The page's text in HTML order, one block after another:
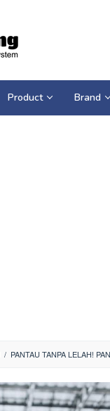
Product Brand
/ PANTAU TANPA LELAH!